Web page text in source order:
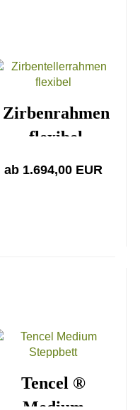
Zirbenrahmen
flexibel
ab 1.694,00 EUR
Tencel ®